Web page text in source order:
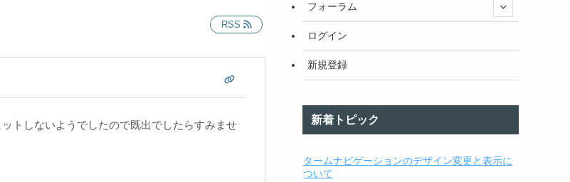
RSS
トしないようでしたので既出でしたらすみませ
フォーラム
ログイン
新規登録
新着トピック
タームナビゲーションのデザイン変更と表示に
ついて